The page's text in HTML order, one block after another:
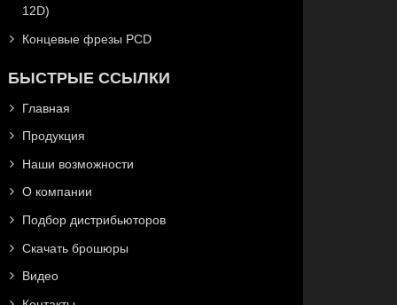
12D)
Концевые фрезы PCD
БЫСТРЫЕ ССЫЛКИ
Главная
Продукция
Наши возможности
О компании
Подбор дистрибьюторов
Скачать брошюры
Видео